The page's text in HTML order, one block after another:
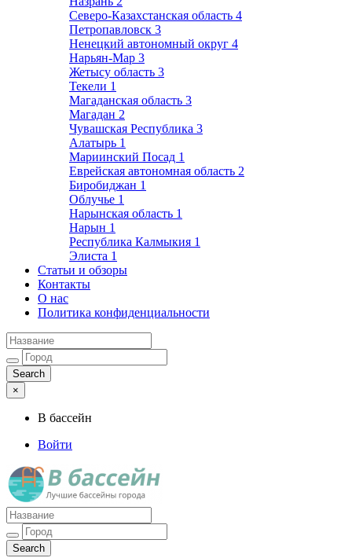
Северо-Казахстанская область 4
Петропавловск 3
Ненецкий автономный округ 4
Нарьян-Мар 3
Жетысу область 3
Текели 1
Магаданская область 3
Магадан 2
Чувашская Республика 3
Алатырь 1
Мариинский Посад 1
Еврейская автономная область 2
Биробиджан 1
Облучье 1
Нарынская область 1
Нарын 1
Республика Калмыкия 1
Элиста 1
Статьи и обзоры
Контакты
О нас
Политика конфиденциальности
×
В бассейн
Войти
Лучшие бассейны города